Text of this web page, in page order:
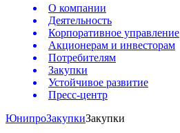
О компании
Деятельность
Корпоративное управление
Акционерам и инвесторам
Потребителям
Закупки
Устойчивое развитие
Пресс-центр
ЮнипроЗакупкиЗакупки